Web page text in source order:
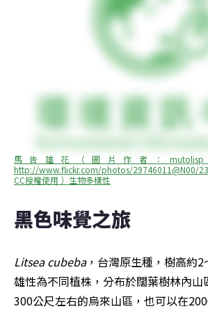
馬告雄花（圖片作者：
http://www.flickr.com/photos/29746011@N00/
CC授權使用 ）生物多樣性
黑色味覺之旅
Litsea cubeba，台灣原生種，樹高約
雄性為不同植株，分布於闊葉樹林內山
300公尺左右的烏來山區，也可以在